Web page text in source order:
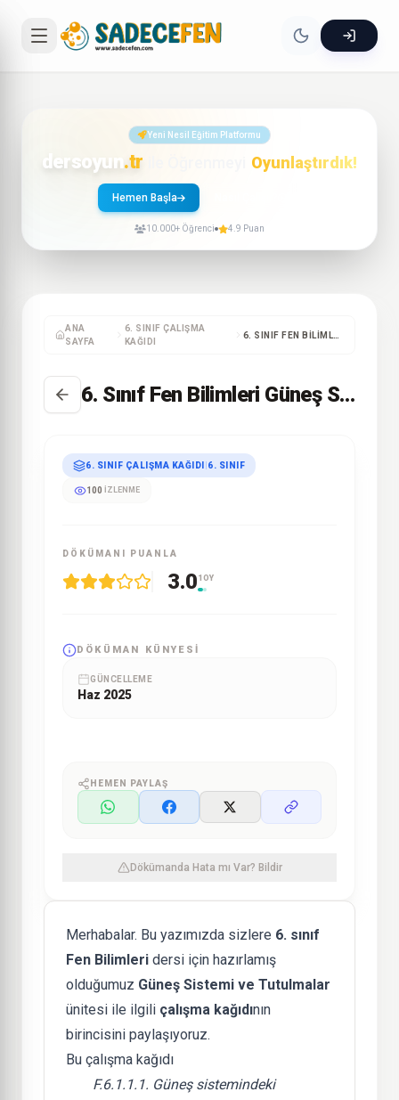
Yeni Nesil Eğitim Platformu
dersoyun .tr Oyunlaştırdık!
Hemen Başla
10.000+ Öğrenci 4.9 Puan
ANA
SAYFA
6. SINIF ÇALIŞMA
KAĞIDI
6. Sınıf Fen Bilimleri Güneş Sistemi ve Tutulmalar Çalışma Kağıdı – 1
6. SINIF ÇALIŞMA KAĞIDI 6. SINIF
100 İZLENME
DÖKÜMANI PUANLA
3.0 1 OY
DÖKÜMAN KÜNYESI
GÜNCELLEME
Haz 2025
HEMEN PAYLAŞ
Dökümanda Hata mı Var? Bildir
Merhabalar. Bu yazımızda sizlere 6. sınıf
Fen Bilimleri dersi için hazırlamış
olduğumuz Güneş Sistemi ve Tutulmalar
ünitesi ile ilgili çalışma kağıdının
birincisini paylaşıyoruz.
Bu çalışma kağıdı
F.6.1.1.1. Güneş sistemindeki